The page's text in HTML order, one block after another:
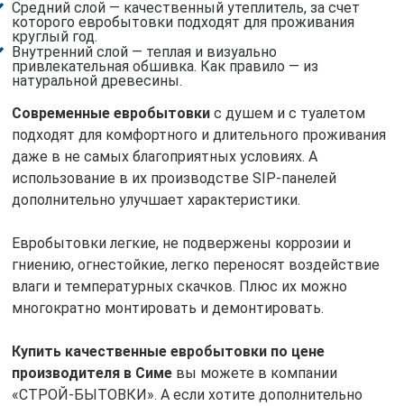
Средний слой — качественный утеплитель, за счет
которого евробытовки подходят для проживания
круглый год.
Внутренний слой — теплая и визуально
привлекательная обшивка. Как правило — из
натуральной древесины.
Современные евробытовкис душем и с туалетом
подходят для комфортного и длительного проживания
даже в не самых благоприятных условиях. А
использование в их производстве SIP-панелей
дополнительно улучшает характеристики.
Евробытовки легкие, не подвержены коррозии и
гниению, огнестойкие, легко переносят воздействие
влаги и температурных скачков. Плюс их можно
многократно монтировать и демонтировать.
Купить качественные евробытовки по цене
производителя в Симевы можете в компании
«СТРОЙ-БЫТОВКИ». А если хотите дополнительно